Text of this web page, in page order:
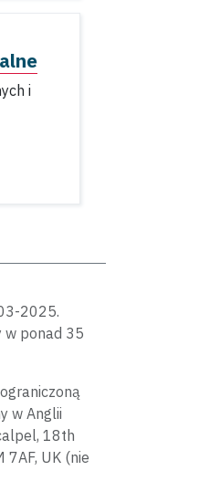
i
2025.
w ponad 35
w Anglii
18th
7AF, UK (nie